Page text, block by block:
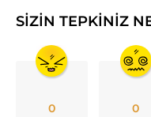
SIZIN TEPKINIZ
0 0